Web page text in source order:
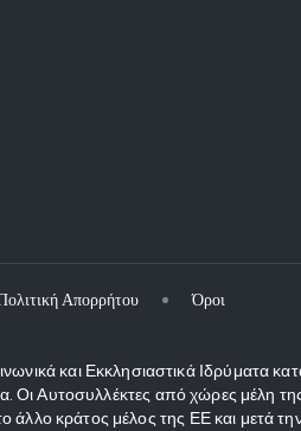
Απορρήτου Όροι
και Εκκλησιαστικά Ιδρύματα
Οι Αυτοσυλλέκτες από χώρες
κράτος μέλος της ΕΕ και μετά